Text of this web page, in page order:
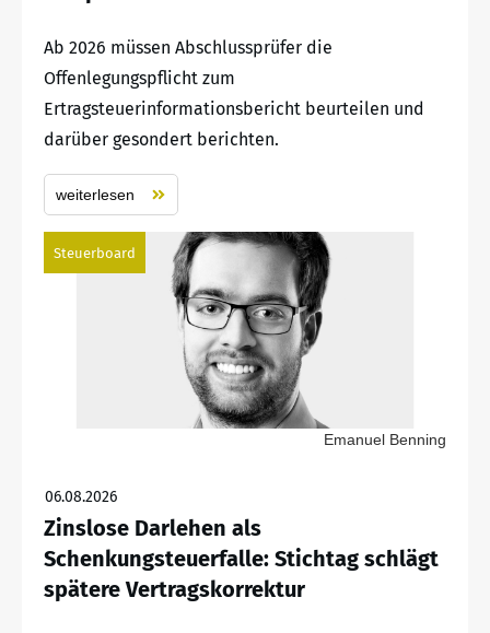
Ab 2026 müssen Abschlussprüfer die
Offenlegungspflicht zum
Ertragsteuerinformationsbericht beurteilen und
darüber gesondert berichten.
weiterlesen
Steuerboard
Emanuel Benning
06.08.2026
Zinslose Darlehen als
Schenkungsteuerfalle: Stichtag schlägt
spätere Vertragskorrektur